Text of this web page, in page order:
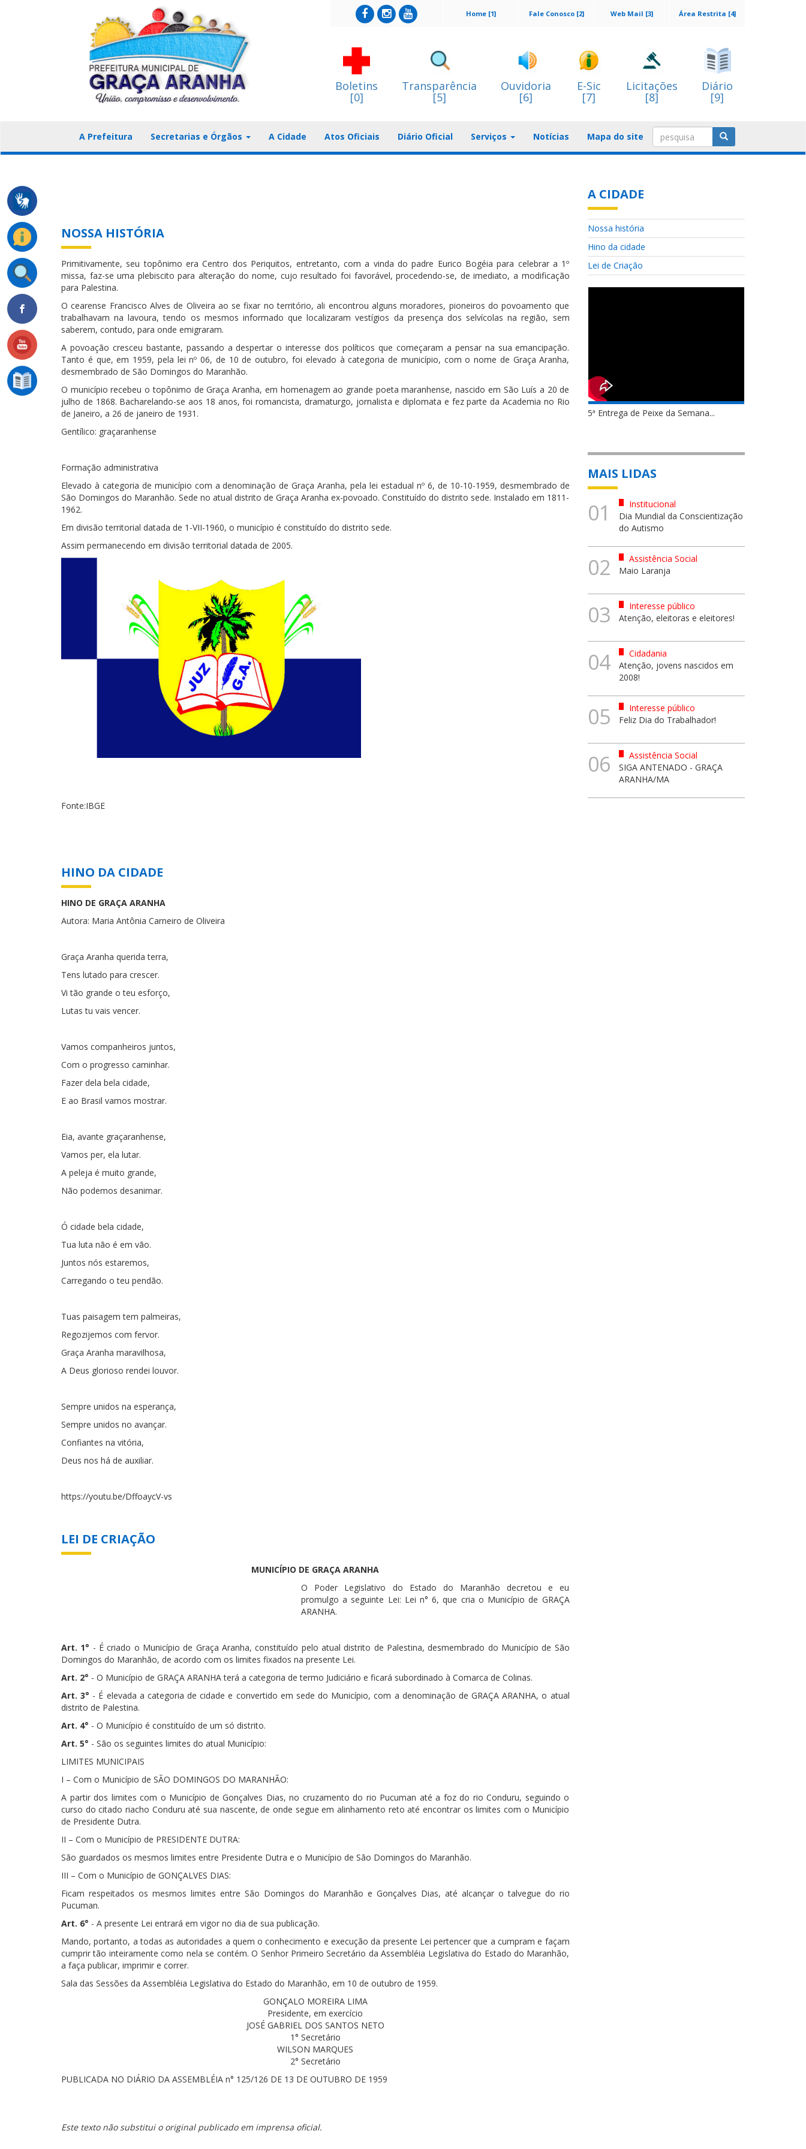
Área Restrita [4]
Web Mail [3]
Fale Conosco [2]
Home [1]
Boletins
[0]
Transparência
[5]
Ouvidoria
[6]
E-Sic
[7]
Licitações
[8]
Diário
[9]
A Prefeitura Secretarias e Órgãos A Cidade Atos Oficiais Diário Oficial Serviços Notícias Mapa do site
NOSSA HISTÓRIA
Primitivamente, seu topônimo era Centro dos Periquitos, entretanto, com a vinda do padre Eurico Bogéia para celebrar a 1º
missa, faz-se uma plebiscito para alteração do nome, cujo resultado foi favorável, procedendo-se, de imediato, a modificação
para Palestina.
O cearense Francisco Alves de Oliveira ao se fixar no território, ali encontrou alguns moradores, pioneiros do povoamento que
trabalhavam na lavoura, tendo os mesmos informado que localizaram vestígios da presença dos selvícolas na região, sem
saberem, contudo, para onde emigraram.
A povoação cresceu bastante, passando a despertar o interesse dos políticos que começaram a pensar na sua emancipação.
Tanto é que, em 1959, pela lei nº 06, de 10 de outubro, foi elevado à categoria de município, com o nome de Graça Aranha,
desmembrado de São Domingos do Maranhão.
O município recebeu o topônimo de Graça Aranha, em homenagem ao grande poeta maranhense, nascido em São Luís a 20 de
julho de 1868. Bacharelando-se aos 18 anos, foi romancista, dramaturgo, jornalista e diplomata e fez parte da Academia no Rio
de Janeiro, a 26 de janeiro de 1931.
Gentílico: graçaranhense
Formação administrativa
Elevado à categoria de município com a denominação de Graça Aranha, pela lei estadual nº 6, de 10-10-1959, desmembrado de
São Domingos do Maranhão. Sede no atual distrito de Graça Aranha ex-povoado. Constituído do distrito sede. Instalado em 1811-
1962.
Em divisão territorial datada de 1-VII-1960, o município é constituído do distrito sede.
Assim permanecendo em divisão territorial datada de 2005.
Fonte:IBGE
HINO DA CIDADE
HINO DE GRAÇA ARANHA
Autora: Maria Antônia Carneiro de Oliveira
Graça Aranha querida terra,
Tens lutado para crescer.
Vi tão grande o teu esforço,
Lutas tu vais vencer.
Vamos companheiros juntos,
Com o progresso caminhar.
Fazer dela bela cidade,
E ao Brasil vamos mostrar.
Eia, avante graçaranhense,
Vamos per, ela lutar.
A peleja é muito grande,
Não podemos desanimar.
Ó cidade bela cidade,
Tua luta não é em vão.
Juntos nós estaremos,
Carregando o teu pendão.
Tuas paisagem tem palmeiras,
Regozijemos com fervor.
Graça Aranha maravilhosa,
A Deus glorioso rendei louvor.
Sempre unidos na esperança,
Sempre unidos no avançar.
Confiantes na vitória,
Deus nos há de auxiliar.
https://youtu.be/DffoaycV-vs
LEI DE CRIAÇÃO
MUNICÍPIO DE GRAÇA ARANHA
O Poder Legislativo do Estado do Maranhão decretou e eu
promulgo a seguinte Lei: Lei n° 6, que cria o Município de GRAÇA
ARANHA.
Art. 1° - É criado o Município de Graça Aranha, constituído pelo atual distrito de Palestina, desmembrado do Município de São
Domingos do Maranhão, de acordo com os limites fixados na presente Lei.
Art. 2° - O Município de GRAÇA ARANHA terá a categoria de termo Judiciário e ficará subordinado à Comarca de Colinas.
Art. 3° - É elevada a categoria de cidade e convertido em sede do Município, com a denominação de GRAÇA ARANHA, o atual
distrito de Palestina.
Art. 4° - O Município é constituído de um só distrito.
Art. 5° - São os seguintes limites do atual Município:
LIMITES MUNICIPAIS
I – Com o Município de SÃO DOMINGOS DO MARANHÃO:
A partir dos limites com o Município de Gonçalves Dias, no cruzamento do rio Pucuman até a foz do rio Conduru, seguindo o
curso do citado riacho Conduru até sua nascente, de onde segue em alinhamento reto até encontrar os limites com o Município
de Presidente Dutra.
II – Com o Município de PRESIDENTE DUTRA:
São guardados os mesmos limites entre Presidente Dutra e o Município de São Domingos do Maranhão.
III – Com o Município de GONÇALVES DIAS:
Ficam respeitados os mesmos limites entre São Domingos do Maranhão e Gonçalves Dias, até alcançar o talvegue do rio
Pucuman.
Art. 6° - A presente Lei entrará em vigor no dia de sua publicação.
Mando, portanto, a todas as autoridades a quem o conhecimento e execução da presente Lei pertencer que a cumpram e façam
cumprir tão inteiramente como nela se contém. O Senhor Primeiro Secretário da Assembléia Legislativa do Estado do Maranhão,
a faça publicar, imprimir e correr.
Sala das Sessões da Assembléia Legislativa do Estado do Maranhão, em 10 de outubro de 1959.
GONÇALO MOREIRA LIMA
Presidente, em exercício
JOSÉ GABRIEL DOS SANTOS NETO
1° Secretário
WILSON MARQUES
2° Secretário
PUBLICADA NO DIÁRIO DA ASSEMBLÉIA n° 125/126 DE 13 DE OUTUBRO DE 1959
Este texto não substitui o original publicado em imprensa oficial.
A CIDADE
Nossa história
Hino da cidade
Lei de Criação
5ª Entrega de Peixe da Semana...
MAIS LIDAS
01
Institucional
Dia Mundial da Conscientização
do Autismo
02
Assistência Social
Maio Laranja
03
Interesse público
Atenção, eleitoras e eleitores!
04
Cidadania
Atenção, jovens nascidos em
2008!
05
Interesse público
Feliz Dia do Trabalhador!
06
Assistência Social
SIGA ANTENADO - GRAÇA
ARANHA/MA